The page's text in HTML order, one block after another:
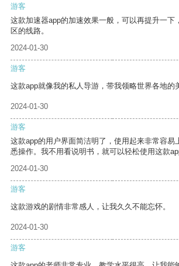
游客
这款加速器app的加速效果一般，可以再提升一下
区的线路。
2024-01-30
游客
这款app就像我的私人导游，带我领略世界各地的
2024-01-30
游客
这款app的用户界面简洁明了，使用起来非常容易
悉操作。我不用看说明书，就可以轻松使用这款
2024-01-30
游客
这款游戏的剧情非常感人，让我久久不能忘怀。
2024-01-30
游客